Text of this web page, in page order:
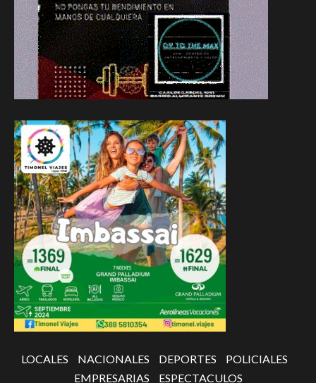
LOCALES NACIONALES DEPORTES
POLICIALES
EMPRESARIAS
ESPECTACULOS